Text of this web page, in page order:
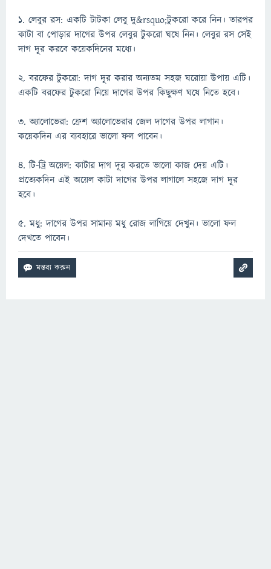
১. লেবুর রস: একটি টাটকা লেবু দু&rsquo;টুকরো করে নিন। তারপর
কাটা বা পোড়ার দাগের উপর লেবুর টুকরো ঘষে নিন। লেবুর রস সেই
দাগ দূর করবে কয়েকদিনের মধ্যে।
২. বরফের টুকরো: দাগ দূর করার অন্যতম সহজ ঘরোয়া উপায় এটি।
একটি বরফের টুকরো নিয়ে দাগের উপর কিছুক্ষণ ঘষে নিতে হবে।
৩. অ্যালোভেরা: ফ্রেশ অ্যালোভেরার জেল দাগের উপর লাগান।
কয়েকদিন এর ব্যবহারে ভালো ফল পাবেন।
৪. টি-ট্রি অয়েল: কাটার দাগ দূর করতে ভালো কাজ দেয় এটি।
প্রত্যেকদিন এই অয়েল কাটা দাগের উপর লাগালে সহজে দাগ দূর
হবে।
৫. মধু: দাগের উপর সামান্য মধু রোজ লাগিয়ে দেখুন। ভালো ফল
দেখতে পাবেন।